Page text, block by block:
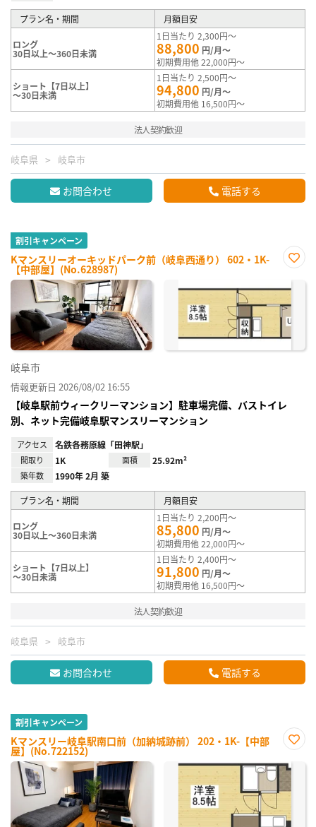
プラン名・期間 月額目安
ロング
30日以上～360日未満
1日当たり 2,300円～
88,800 円/月～
初期費用他 22,000円～
ショート【7日以上】
～30日未満
1日当たり 2,500円～
94,800 円/月～
初期費用他 16,500円～
法人契約歓迎
岐阜県 岐阜市
お問合わせ 電話する
割引キャンペーン
Kマンスリーオーキッドパーク前（岐阜西通り） 602・1K-
【中部屋】(No.628987)
に入
り登
録
岐阜市
情報更新日 2026/08/02 16:55
【岐阜駅前ウィークリーマンション】駐車場完備、バストイレ
別、ネット完備岐阜駅マンスリーマンション
アクセス 名鉄各務原線「田神駅」
間取り 1K 面積 25.92m²
築年数 1990年 2月 築
プラン名・期間 月額目安
ロング
30日以上～360日未満
1日当たり 2,200円～
85,800 円/月～
初期費用他 22,000円～
ショート【7日以上】
～30日未満
1日当たり 2,400円～
91,800 円/月～
初期費用他 16,500円～
法人契約歓迎
岐阜県 岐阜市
お問合わせ 電話する
割引キャンペーン
Kマンスリー岐阜駅南口前（加納城跡前） 202・1K-【中部
屋】(No.722152)
に入
録